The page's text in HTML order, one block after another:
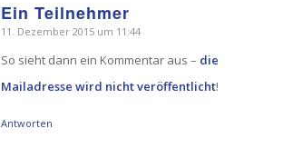
Ein Teilnehmer
sagte:
11. Dezember 2015 um 11:44
So sieht dann ein Kommentar aus – die
Mailadresse wird nicht veröffentlicht!
Antworten